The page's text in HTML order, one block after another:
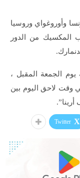
وأوروغواي وروسيا
المكسيك من الدور
يوم الجمعة المقبل ،
وقت لاحق اليوم بين
Twitter